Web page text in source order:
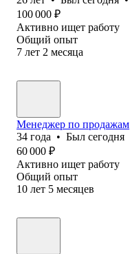
100 000 ₽
Активно ищет работу
Общий опыт
7 лет 2 месяца
Менеджер по продажам
34 года • Был сегодня
60 000 ₽
Активно ищет работу
Общий опыт
10 лет 5 месяцев